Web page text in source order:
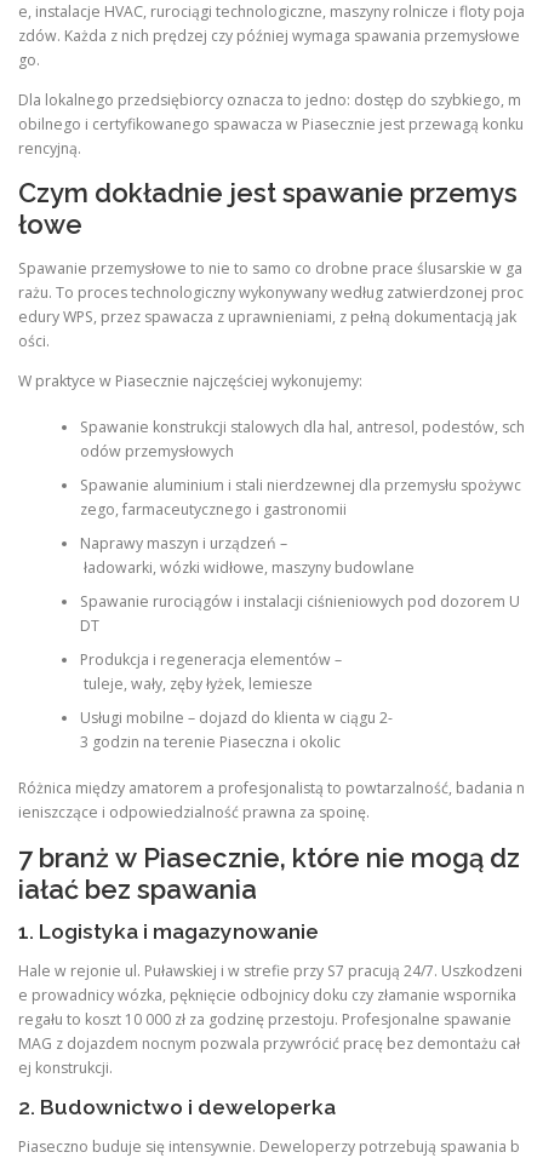
e, instalacje HVAC, rurociągi technologiczne, maszyny rolnicze i floty poja
zdów. Każda z nich prędzej czy później wymaga spawania przemysłowe
go.
Dla lokalnego przedsiębiorcy oznacza to jedno: dostęp do szybkiego, m
obilnego i certyfikowanego spawacza w Piasecznie jest przewagą konku
rencyjną.
Czym dokładnie jest spawanie przemys
łowe
Spawanie przemysłowe to nie to samo co drobne prace ślusarskie w ga
rażu. To proces technologiczny wykonywany według zatwierdzonej proc
edury WPS, przez spawacza z uprawnieniami, z pełną dokumentacją jak
ości.
W praktyce w Piasecznie najczęściej wykonujemy:
Spawanie konstrukcji stalowych dla hal, antresol, podestów, sch
odów przemysłowych
Spawanie aluminium i stali nierdzewnej dla przemysłu spożywc
zego, farmaceutycznego i gastronomii
Naprawy maszyn i urządzeń –
ładowarki, wózki widłowe, maszyny budowlane
Spawanie rurociągów i instalacji ciśnieniowych pod dozorem U
DT
Produkcja i regeneracja elementów –
tuleje, wały, zęby łyżek, lemiesze
Usługi mobilne – dojazd do klienta w ciągu 2-
3 godzin na terenie Piaseczna i okolic
Różnica między amatorem a profesjonalistą to powtarzalność, badania n
ieniszczące i odpowiedzialność prawna za spoinę.
7 branż w Piasecznie, które nie mogą dz
iałać bez spawania
1. Logistyka i magazynowanie
Hale w rejonie ul. Puławskiej i w strefie przy S7 pracują 24/7. Uszkodzeni
e prowadnicy wózka, pęknięcie odbojnicy doku czy złamanie wspornika
regału to koszt 10 000 zł za godzinę przestoju. Profesjonalne spawanie
MAG z dojazdem nocnym pozwala przywrócić pracę bez demontażu cał
ej konstrukcji.
2. Budownictwo i deweloperka
Piaseczno buduje się intensywnie. Deweloperzy potrzebują spawania b